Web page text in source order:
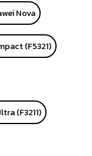
Nova
(F5321)
(F3211)